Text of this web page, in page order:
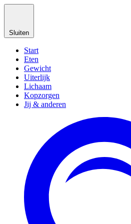
Sluiten
Start
Eten
Gewicht
Uiterlijk
Lichaam
Kopzorgen
Jij & anderen